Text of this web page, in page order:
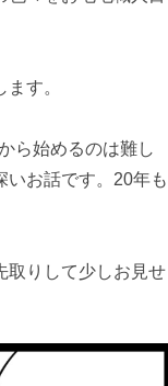
す。
ら始めるのは難し
いお話です。20年も
取りして少しお見せ